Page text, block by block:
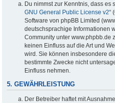
Du nimmst zur Kenntnis, dass es
GNU General Public License v2“
Software von phpBB Limited
deutschsprachige Informationen
Community unter www.phpbb.de
keinen Einfluss auf die Art und
wird. Sie können insbesondere
bestimmte Zwecke nicht
Einfluss nehmen.
5. GEWÄHRLEISTUNG
Der Betreiber haftet mit